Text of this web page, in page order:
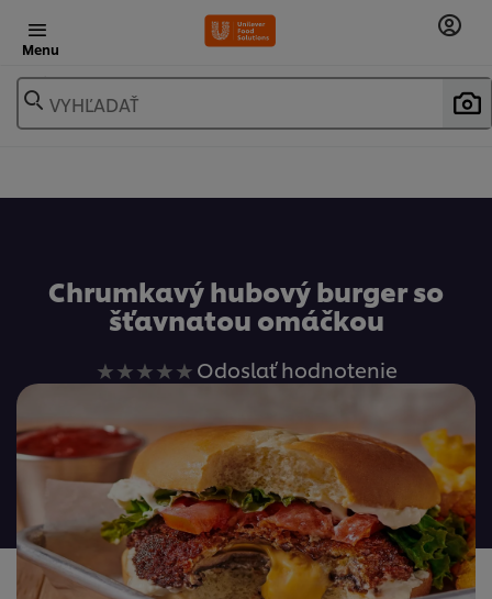
Menu
VYHĽADAŤ
Chrumkavý hubový burger so
šťavnatou omáčkou
Pre
recipe
neboli
odoslané
žiadne
hodnotenia
Odoslať hodnotenie